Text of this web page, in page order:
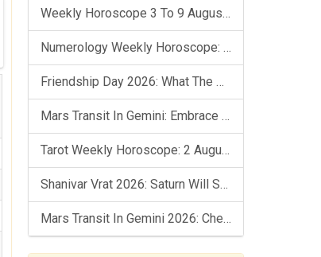
Weekly Horoscope 3 To 9 August, 2026: List Of Fasts & Festivals
Numerology Weekly Horoscope: 2 August To 8 August, 2026
Friendship Day 2026: What The Stars Say About Your Best Friend!
Mars Transit In Gemini: Embrace The Period Full Of Energy & Intelligence
Tarot Weekly Horoscope: 2 August To 8 August, 2026
Shanivar Vrat 2026: Saturn Will Serve Justice In Sawan Month!
Mars Transit In Gemini 2026: Check Out Its Positive & Negative Impact